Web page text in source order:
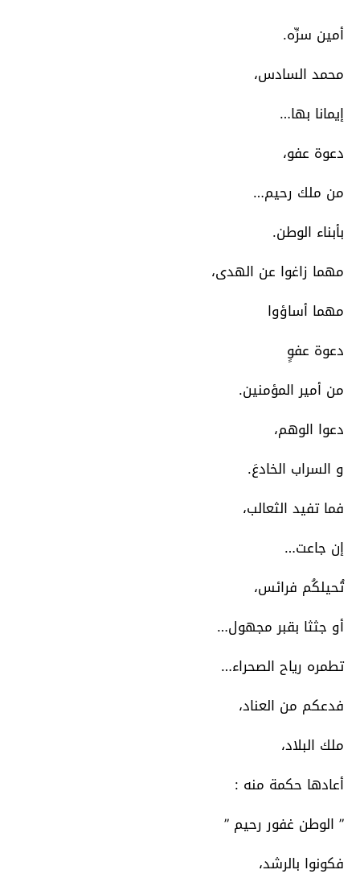
أمين سرِّه.
محمد السادس،
إيمانا بها…
دعوة عفو،
من ملك رحيم…
بأبناء الوطن.
مهما زاغوا عن الهدى،
مهما أساؤوا
دعوة عفوٍ
من أمير المؤمنين.
دعوا الوهم،
و السراب الخادعَ.
فما تفيد الثعالب،
إن جاعت…
تُحيلكُم فرائس،
أو جثثا بقبر مجهول…
تطمره رياح الصحراء…
فدعكم من العناد،
ملك البلاد،
أعادها حكمة منه :
” الوطن غفور رحيم ”
فكونوا بالرشد،